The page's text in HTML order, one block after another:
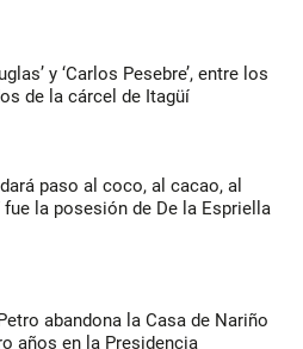
y ‘Carlos Pesebre’, entre los
de la cárcel de Itagüí
paso al coco, al cacao, al
fue la posesión de De la Espriella
abandona la Casa de Nariño
años en la Presidencia